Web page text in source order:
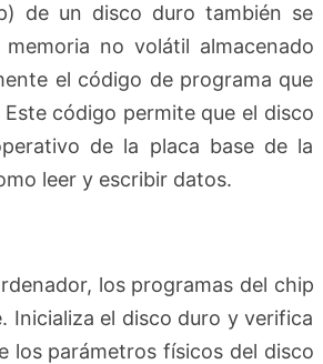
de un disco duro también se
no volátil almacenado
el código de programa que
código permite que el disco
de la placa base de la
leer y escribir datos.
los programas del chip
Inicializa el disco duro y verifica
los parámetros físicos del disco